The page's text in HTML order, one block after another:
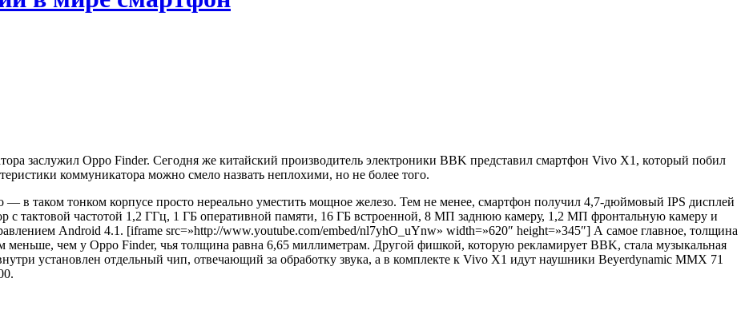
заслужил Oppo Finder. Сегодня же китайский производитель электроники BBK представил смартфон Vivo X1, который побил
коммуникатора можно смело назвать неплохими, но не более того.
в таком тонком корпусе просто нереально уместить мощное железо. Тем не менее, смартфон получил 4,7-дюймовый IPS дисплей
с тактовой частотой 1,2 ГГц, 1 ГБ оперативной памяти, 16 ГБ встроенной, 8 МП заднюю камеру, 1,2 МП фронтальную камеру и
Android 4.1. [iframe src=»http://www.youtube.com/embed/nl7yhO_uYnw» width=»620″ height=»345″] А самое главное, толщина
меньше, чем у Oppo Finder, чья толщина равна 6,65 миллиметрам. Другой фишкой, которую рекламирует BBK, стала музыкальная
установлен отдельный чип, отвечающий за обработку звука, а в комплекте к Vivo X1 идут наушники Beyerdynamic MMX 71